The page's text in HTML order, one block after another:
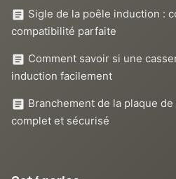
Sigle de la poêle induction :
compatibilité parfaite
Comment savoir si une
induction facilement
Branchement de la plaque
complet et sécurisé